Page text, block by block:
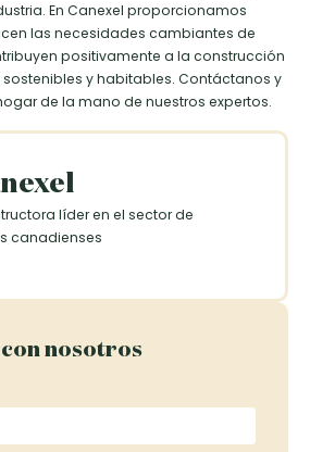
En Canexel proporcionamos
las necesidades cambiantes de
positivamente a la construcción
y habitables. Contáctanos y
de la mano de nuestros expertos.
líder en el sector de
canadienses
nosotros